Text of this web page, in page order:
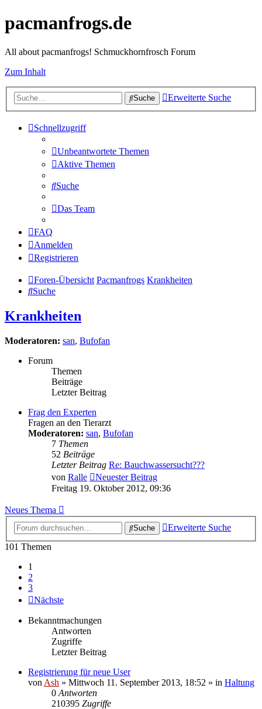
pacmanfrogs.de
All about pacmanfrogs! Schmuckhornfrosch Forum
Zum Inhalt
Suche Erweiterte Suche
Schnellzugriff
Unbeantwortete Themen
Aktive Themen
Suche
Das Team
FAQ
Anmelden
Registrieren
Foren-Übersicht Pacmanfrogs Krankheiten
Suche
Krankheiten
Moderatoren: san, Bufofan
Forum
Themen
Beiträge
Letzter Beitrag
Frag den Experten
Fragen an den Tierarzt
Moderatoren: san, Bufofan
7 Themen
52 Beiträge
Letzter Beitrag Re: Bauchwassersucht???
von Ralle
Neuester Beitrag
Freitag 19. Oktober 2012, 09:36
Neues Thema
Suche
Erweiterte Suche
101 Themen
1
2
3
Nächste
Bekanntmachungen
Antworten
Zugriffe
Letzter Beitrag
Registrierung für neue User
von Ash » Mittwoch 11. September 2013, 18:52 » in Haltung
0 Antworten
210395 Zugriffe